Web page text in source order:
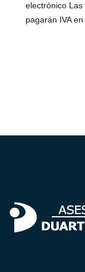
electrónico
pagarán IVA